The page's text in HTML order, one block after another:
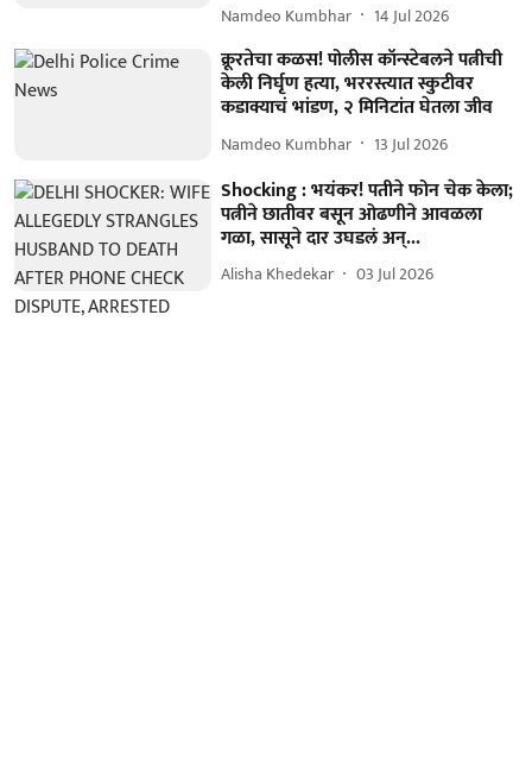
Namdeo Kumbhar 14 Jul 2026
क्रूरतेचा कळस! पोलीस कॉन्स्टेबलने पत्नीची
केली निर्घृण हत्या, भररस्त्यात स्कुटीवर
कडाक्याचं भांडण, २ मिनिटांत घेतला जीव
Namdeo Kumbhar 13 Jul 2026
Shocking : भयंकर! पतीने फोन चेक केला;
पत्नीने छातीवर बसून ओढणीने आवळला
गळा, सासूने दार उघडलं अन्...
Alisha Khedekar 03 Jul 2026